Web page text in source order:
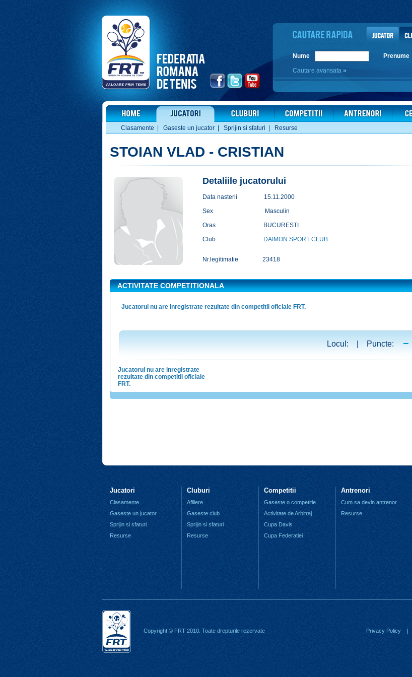
Nume Prenume
Cautare avansata »
Clasamente Gaseste un jucator| Sprijin si sfaturi Resurse
STOIAN VLAD - CRISTIAN
Detaliile jucatorului
Data nasterii
15.11.2000
Sex
Masculin
Oras
BUCURESTI
Club
DAIMON SPORT CLUB
Nr.legitimatie 23418
ACTIVITATE COMPETITIONALA
Jucatorul nu are inregistrate rezultate din competitii oficiale FRT.
Locul: | Puncte:
Jucatorul nu are inregistrate
rezultate din competitii oficiale
FRT.
Jucatori
Clasamente
Gaseste un jucator
Sprijin si sfaturi
Resurse
Cluburi
Afiliere
Gaseste club
Sprijin si sfaturi
Resurse
Competitii
Gaseste o competitie
Activitate de Arbitraj
Cupa Davis
Cupa Federatiei
Antrenori
Cum sa devin antrenor
Resurse
Copyright © FRT 2010. Toate drepturile rezervate |
Privacy Policy